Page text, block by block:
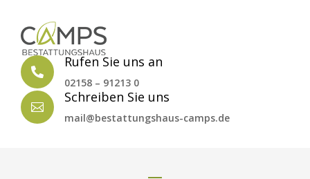

Rufen Sie uns an
02158 – 91213 0

Schreiben Sie uns
mail@bestattungshaus-camps.de